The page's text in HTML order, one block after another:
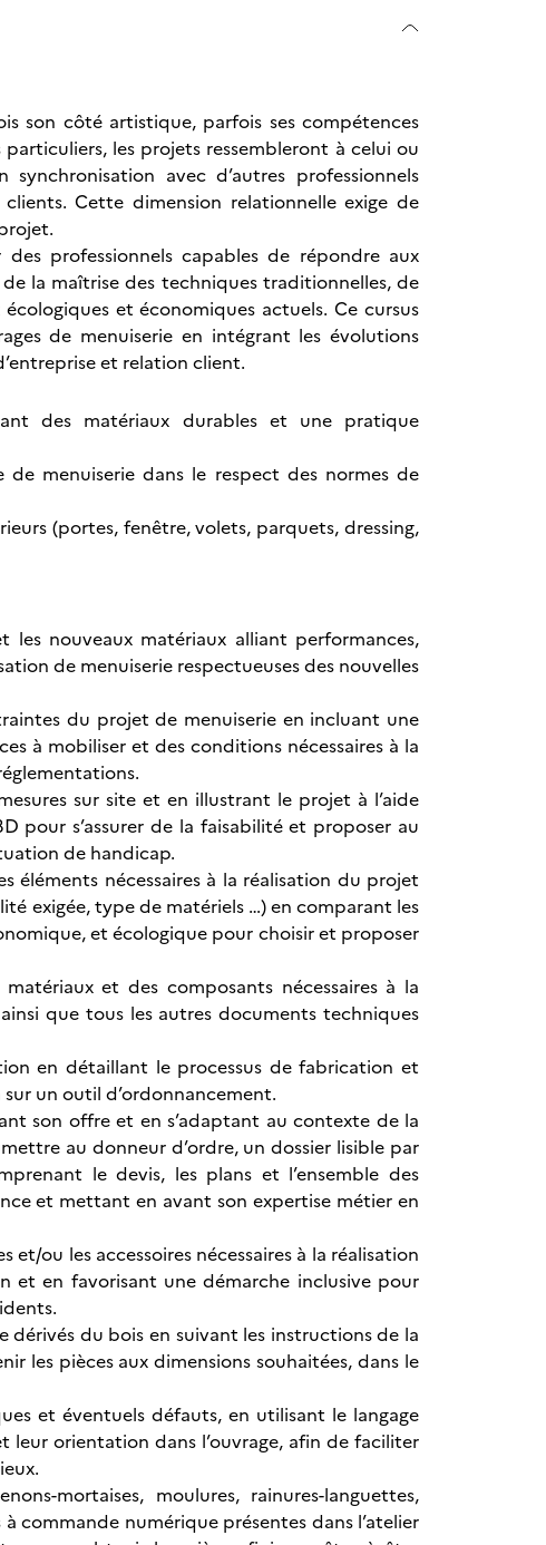
son côté artistique, parfois ses compétences
les projets ressembleront à celui ou
avec d’autres professionnels
Cette dimension relationnelle exige de
professionnels capables de répondre aux
la maîtrise des techniques traditionnelles, de
et économiques actuels. Ce cursus
de menuiserie en intégrant les évolutions
et relation client.
des matériaux durables et une pratique
menuiserie dans le respect des normes de
(portes, fenêtre, volets, parquets, dressing,
les nouveaux matériaux alliant performances,
de menuiserie respectueuses des nouvelles
du projet de menuiserie en incluant une
à mobiliser et des conditions nécessaires à la
sur site et en illustrant le projet à l’aide
pour s’assurer de la faisabilité et proposer au
de handicap.
éléments nécessaires à la réalisation du projet
exigée, type de matériels …) en comparant les
et écologique pour choisir et proposer
et des composants nécessaires à la
que tous les autres documents techniques
en détaillant le processus de fabrication et
un outil d’ordonnancement.
son offre et en s’adaptant au contexte de la
au donneur d’ordre, un dossier lisible par
le devis, les plans et l’ensemble des
et mettant en avant son expertise métier en
ou les accessoires nécessaires à la réalisation
en favorisant une démarche inclusive pour
dérivés du bois en suivant les instructions de la
les pièces aux dimensions souhaitées, dans le
et éventuels défauts, en utilisant le langage
orientation dans l’ouvrage, afin de faciliter
mortaises, moulures, rainures-languettes,
commande numérique présentes dans l’atelier